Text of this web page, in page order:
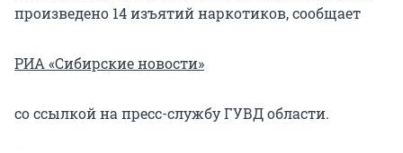
произведено 14 изъятий наркотиков, сообщает
РИА «Сибирские новости»
со ссылкой на пресс-службу ГУВД области.